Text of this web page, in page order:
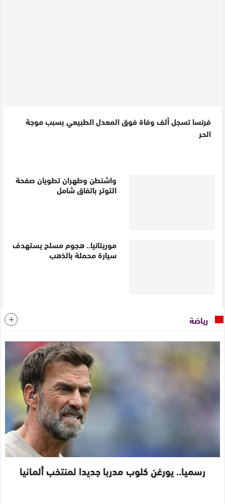
فرنسا تسجل ألف وفاة فوق المعدل الطبيعي بسبب موجة
الحر
واشنطن وطهران تطويان صفحة
التوتر باتفاق شامل
موريتانيا.. هجوم مسلح يستهدف
سيارة محملة بالذهب
رياضة
رسميا.. يورغن كلوب مدربا جديدا لمنتخب ألمانيا